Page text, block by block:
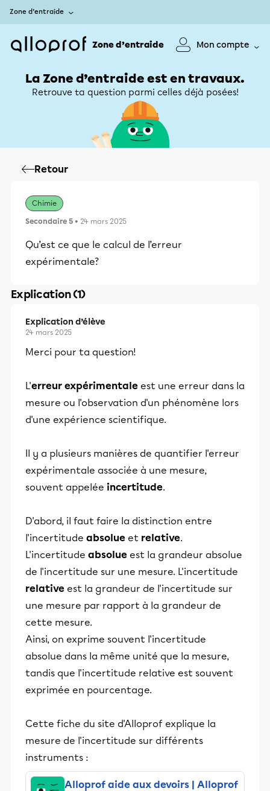
Zone d’entraide
Zone d’entraide Mon compte
La Zone d’entraide est en travaux.
Retrouve ta question parmi celles déjà posées!
Retour
Chimie
Secondaire 5 • 24 mars 2025
Qu’est ce que le calcul de l’erreur
expérimentale?
Explication (1)
Explication d’élève
24 mars 2025
Merci pour ta question!
L'erreur expérimentale est une erreur dans la
mesure ou l'observation d'un phénomène lors
d'une expérience scientifique.
Il y a plusieurs manières de quantifier l'erreur
expérimentale associée à une mesure,
souvent appelée incertitude.
D'abord, il faut faire la distinction entre
l'incertitude absolue et relative.
L'incertitude absolue est la grandeur absolue
de l'incertitude sur une mesure. L'incertitude
relative est la grandeur de l'incertitude sur
une mesure par rapport à la grandeur de
cette mesure.
Ainsi, on exprime souvent l'incertitude
absolue dans la même unité que la mesure,
tandis que l'incertitude relative est souvent
exprimée en pourcentage.
Cette fiche du site d'Alloprof explique la
mesure de l'incertitude sur différents
instruments :
Alloprof aide aux devoirs | Alloprof